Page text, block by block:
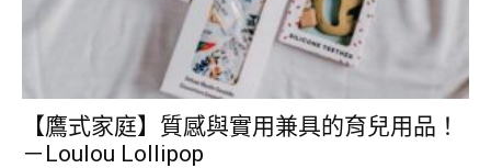
【鷹式家庭】質感與實用兼具的育兒用品！
－Loulou Lollipop